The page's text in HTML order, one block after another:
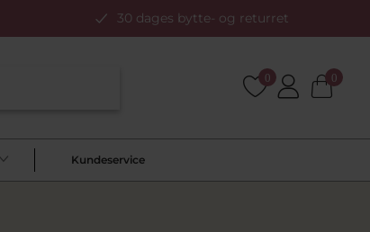
30 dages bytte- og returret
0 0
Kundeservice